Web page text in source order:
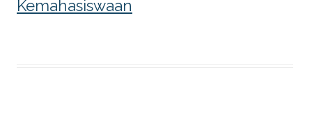
Kemahasiswaan